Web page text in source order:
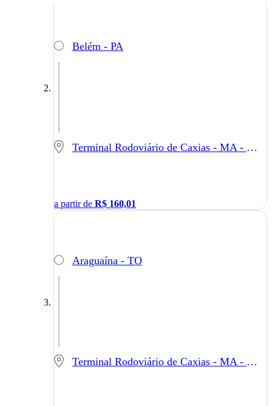
Belém - PA
Terminal Rodoviário de Caxias - MA - Caxias - MA
a partir de R$ 160,01
Araguaína - TO
Terminal Rodoviário de Caxias - MA - Caxias - MA